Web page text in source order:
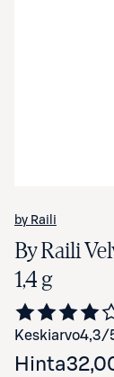
by Raili
By Raili
1,4 g
Keskiarvo4,3/
Hinta